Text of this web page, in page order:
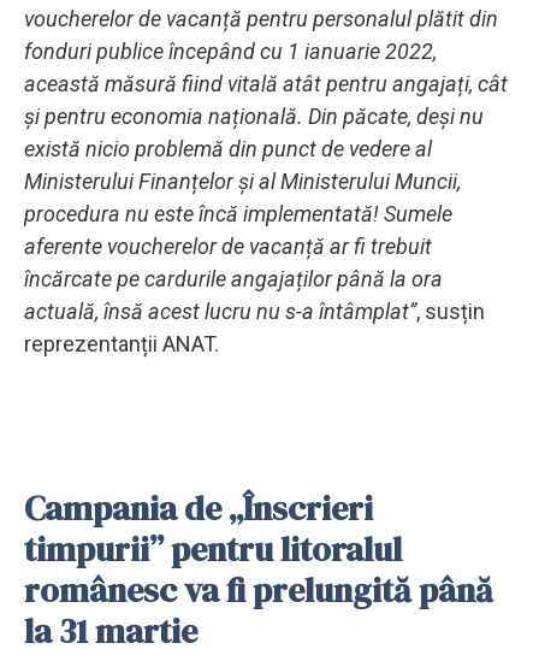
voucherelor de vacanță pentru personalul plătit din
fonduri publice începând cu 1 ianuarie 2022,
această măsură fiind vitală atât pentru angajați, cât
și pentru economia națională. Din păcate, deși nu
există nicio problemă din punct de vedere al
Ministerului Finanțelor și al Ministerului Muncii,
procedura nu este încă implementată! Sumele
aferente voucherelor de vacanță ar fi trebuit
încărcate pe cardurile angajaților până la ora
actuală, însă acest lucru nu s-a întâmplat”, susțin
reprezentanții ANAT.
Campania de „Înscrieri
timpurii” pentru litoralul
românesc va fi prelungită până
la 31 martie